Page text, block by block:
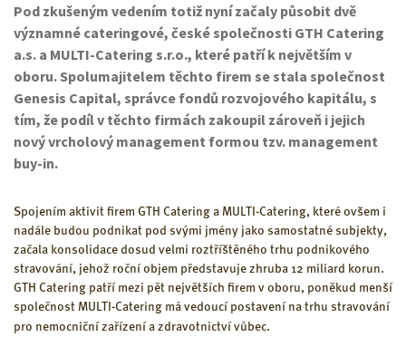
Pod zkušeným vedením totiž nyní začaly působit dvě
významné cateringové, české společnosti GTH Catering
a.s. a MULTI-Catering s.r.o., které patří k největším v
oboru. Spolumajitelem těchto firem se stala společnost
Genesis Capital, správce fondů rozvojového kapitálu, s
tím, že podíl v těchto firmách zakoupil zároveň i jejich
nový vrcholový management formou tzv. management
buy-in.
Spojením aktivit firem GTH Catering a MULTI-Catering, které ovšem i
nadále budou podnikat pod svými jmény jako samostatné subjekty,
začala konsolidace dosud velmi roztříštěného trhu podnikového
stravování, jehož roční objem představuje zhruba 12 miliard korun.
GTH Catering patří mezi pět největších firem v oboru, poněkud menší
společnost MULTI-Catering má vedoucí postavení na trhu stravování
pro nemocniční zařízení a zdravotnictví vůbec.